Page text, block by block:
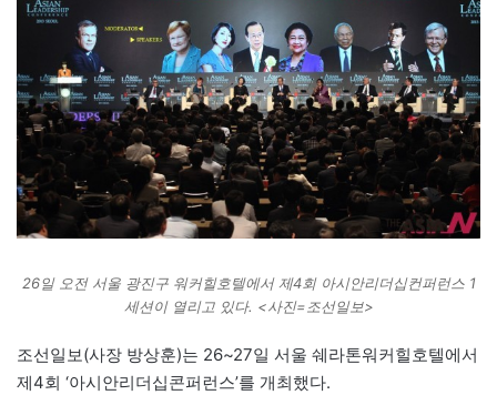
26일 오전 서울 광진구 워커힐호텔에서 제4회 아시안리더십컨퍼런스 1
세션이 열리고 있다. <사진=조선일보>
조선일보(사장 방상훈)는 26~27일 서울 쉐라톤워커힐호텔에서
제4회 ‘아시안리더십콘퍼런스’를 개최했다.